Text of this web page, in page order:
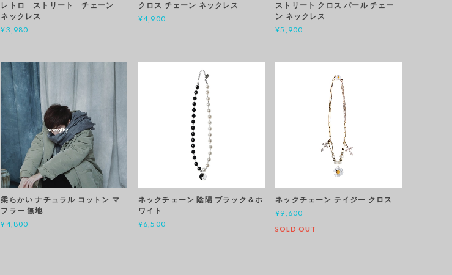
レトロ ストリート チェーン
ネックレス
¥3,980
クロス チェーン ネックレス
¥4,900
ストリート クロス パール チェー
ン ネックレス
¥5,900
柔らかい ナチュラル コットン マ
フラー 無地
¥4,800
ネックチェーン 陰陽 ブラック＆ホ
ワイト
¥6,500
ネックチェーン テイジー クロス
¥9,600
SOLD OUT